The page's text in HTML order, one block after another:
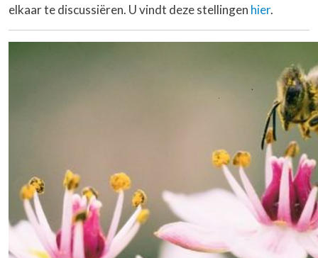
elkaar te discussiëren. U vindt deze stellingen hier.